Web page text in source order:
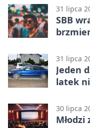
31 lipca
SBB
31 lipca
Jeden
latek
30 lipca
Młodzi